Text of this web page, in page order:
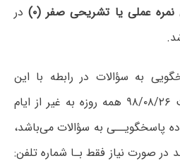
نمره عملی یا تشریحی صفر (۰)
در
به سؤالات در رابطه با این
اطلاعیه از این تاریخ لغایت ۹۸/۰۸/۲۶ همه روزه به غیر از ایام
پاسخگویــی به سؤالات می‌باشد،
در صورت نیاز فقط بـا شماره تلفن‌: